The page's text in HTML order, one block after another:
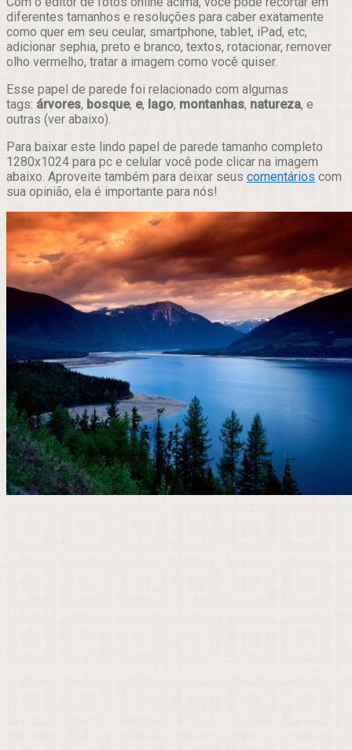
diferentes tamanhos e resoluções para caber exatamente
como quer em seu ceular, smartphone, tablet, iPad, etc,
adicionar sephia, preto e branco, textos, rotacionar, remover
olho vermelho, tratar a imagem como você quiser.
Esse papel de parede foi relacionado com algumas
tags: árvores, bosque, e, lago, montanhas, natureza, e
outras (ver abaixo).
Para baixar este lindo papel de parede tamanho completo
1280x1024 para pc e celular você pode clicar na imagem
abaixo. Aproveite também para deixar seus comentários com
sua opinião, ela é importante para nós!